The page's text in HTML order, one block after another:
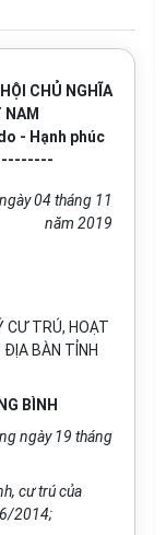
CHỦ NGHĨA
NAM
- Hạnh phúc
04tháng 11
năm 2019
CƯ TRÚ, HOẠT
ĐỊA BÀN TỈNH
BÌNH
ngày 19 tháng
cư trú của
2014;